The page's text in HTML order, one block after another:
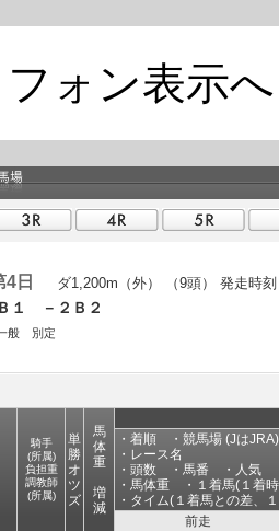
ォン表示へ
日 ダ1,200m（外） （9頭） 発走時
１ －２Ｂ２
般 別定
騎手
(所属)
負担重
調教師
(所属)
単
勝
オ
ツ
ズ
馬
体
重
増
減
・着順 ・競馬場 (Jは
・レース名
・頭数 ・馬番 ・人気
・馬体重 ・１着馬(１着
・タイム(１着馬との差、
前走